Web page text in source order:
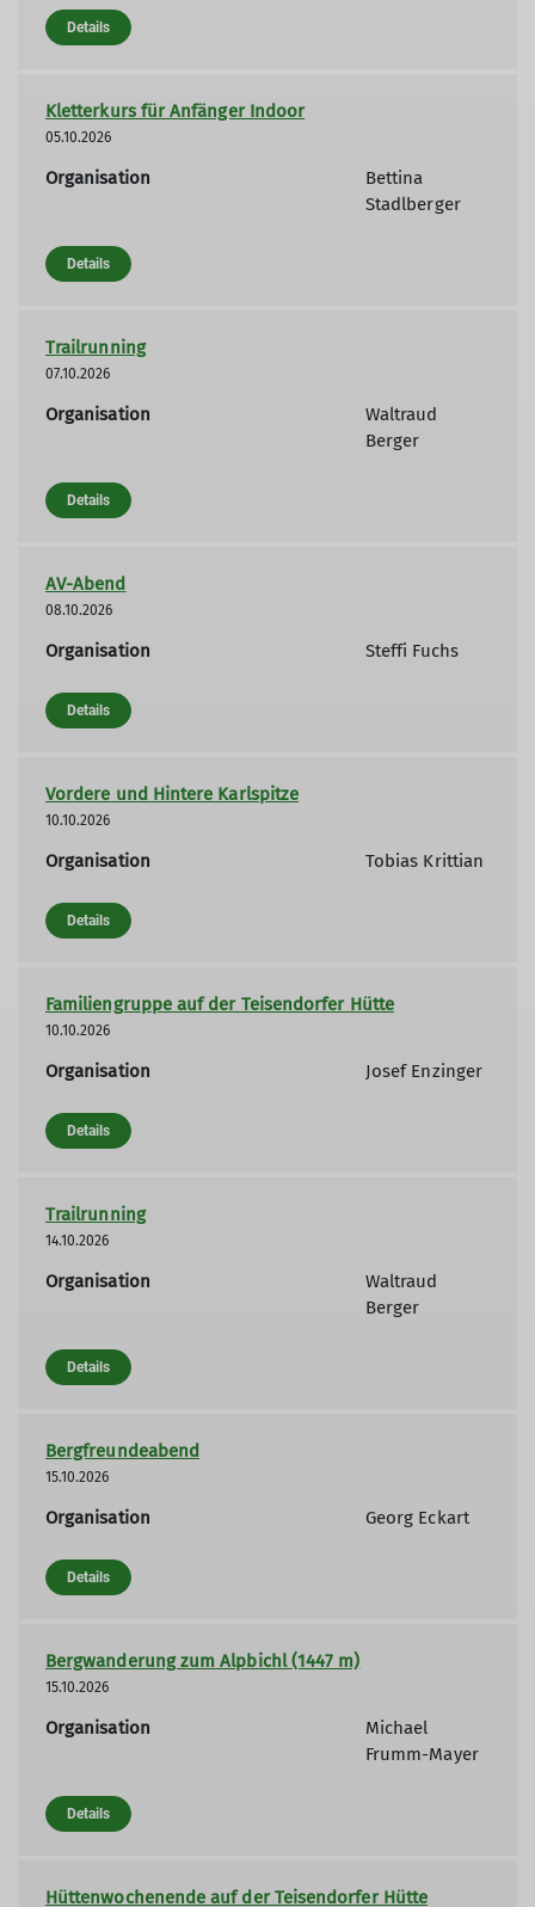
Details
Kletterkurs für Anfänger Indoor
05.10.2026
Organisation
Bettina
Stadlberger
Details
Trailrunning
07.10.2026
Organisation
Waltraud
Berger
Details
AV-Abend
08.10.2026
Organisation Steffi Fuchs
Details
Vordere und Hintere Karlspitze
10.10.2026
Organisation Tobias Krittian
Details
Familiengruppe auf der Teisendorfer Hütte
10.10.2026
Organisation Josef Enzinger
Details
Trailrunning
14.10.2026
Organisation
Waltraud
Berger
Details
Bergfreundeabend
15.10.2026
Organisation Georg Eckart
Details
Bergwanderung zum Alpbichl (1447 m)
15.10.2026
Organisation
Michael
Frumm-Mayer
Details
Hüttenwochenende auf der Teisendorfer Hütte